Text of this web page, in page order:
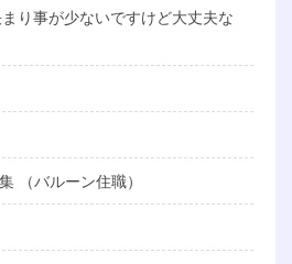
り事が少ないですけど大丈夫な
（バルーン住職）